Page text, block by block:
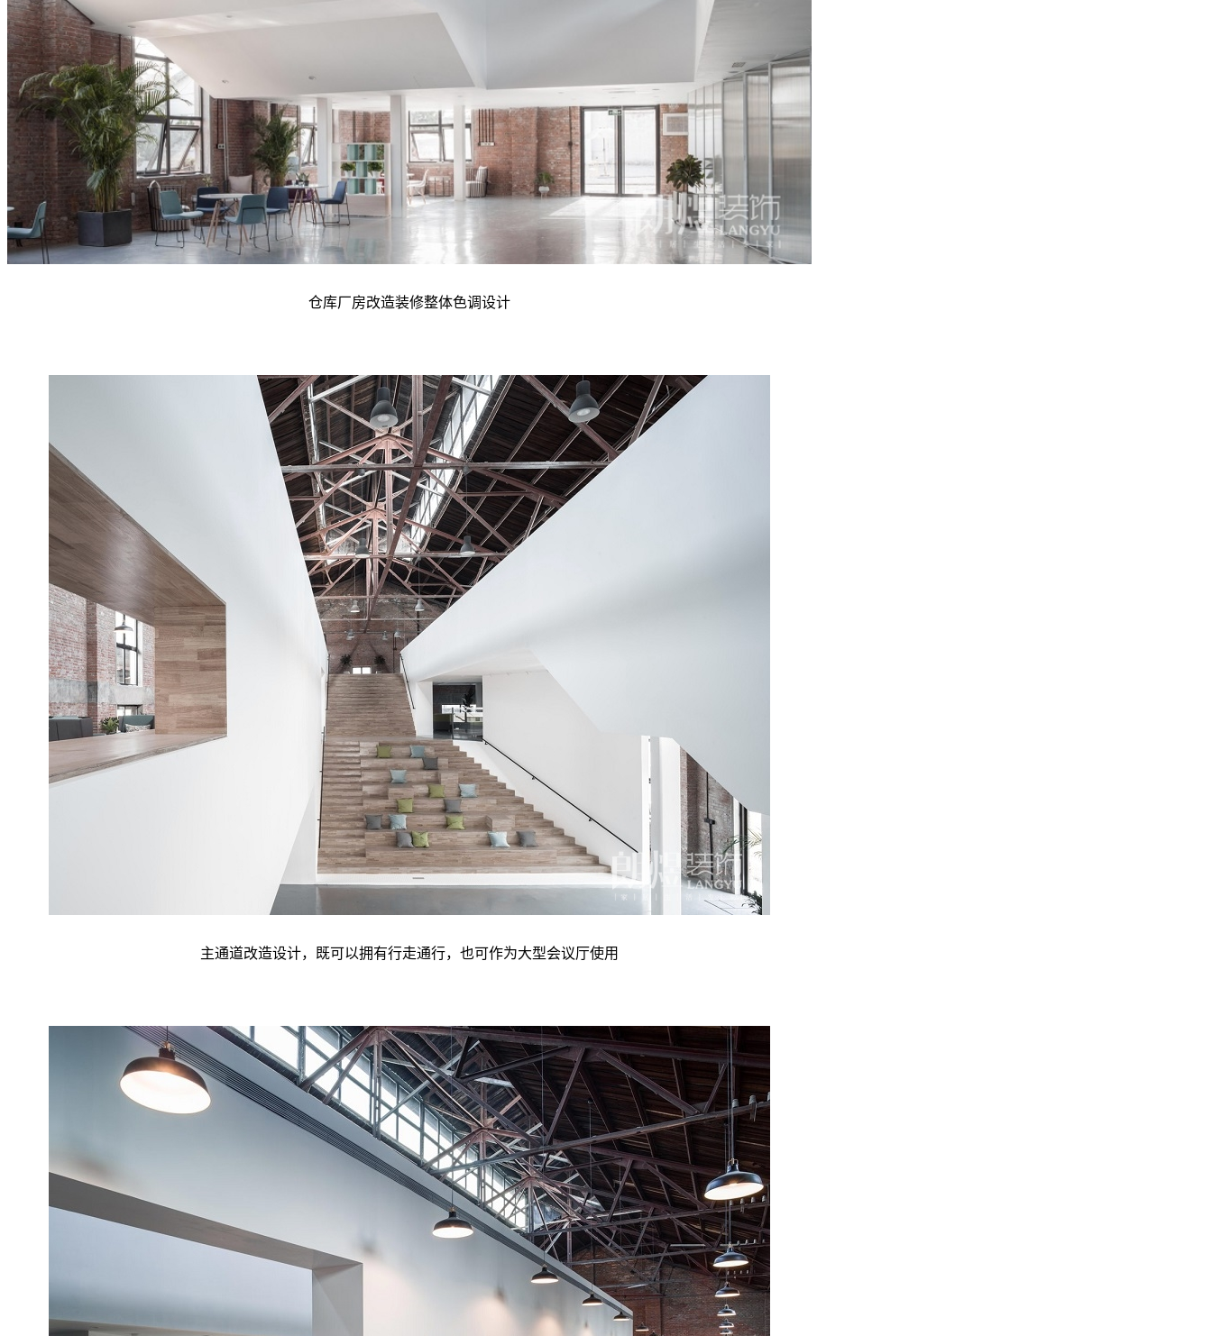
仓库厂房改造装修整体色调设计
主通道改造设计，既可以拥有行走通行，也可作为大型会议厅使用